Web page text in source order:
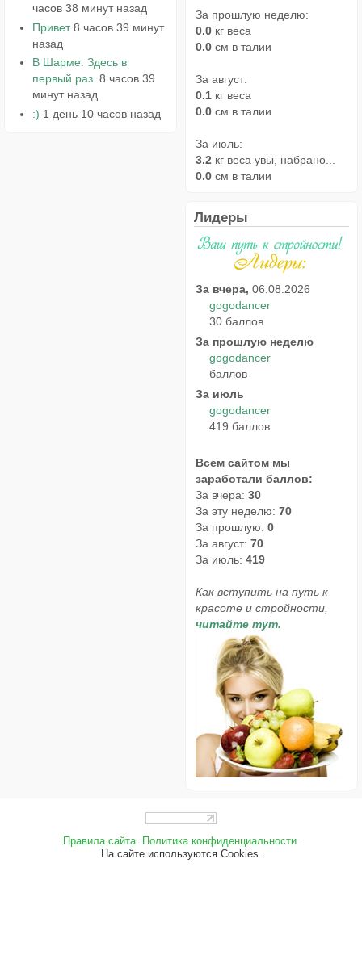
часов 38 минут назад
Привет 8 часов 39 минут
назад
В Шарме. Здесь в
первый раз. 8 часов 39
минут назад
:) 1 день 10 часов назад
За прошлую неделю:
0.0 кг веса
0.0 см в талии
За август:
0.1 кг веса
0.0 см в талии
За июль:
3.2 кг веса увы, набрано...
0.0 см в талии
Лидеры
За вчера, 06.08.2026
gogodancer
30 баллов
За прошлую неделю
gogodancer
баллов
За июль
gogodancer
419 баллов
Всем сайтом мы
заработали баллов:
За вчера: 30
За эту неделю: 70
За прошлую: 0
За август: 70
За июль: 419
Как вступить на путь к
красоте и стройности,
читайте тут.
Правила сайта. Политика конфиденциальности.
На сайте используются Cookies.